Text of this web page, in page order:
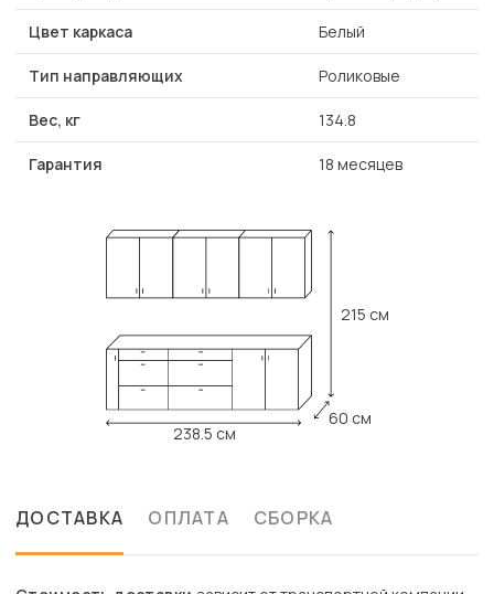
Цвет каркаса Белый
Тип направляющих Роликовые
Вес, кг 134.8
Гарантия 18 месяцев
238.5 см
215 см
60 см
ДОСТАВКА ОПЛАТА СБОРКА